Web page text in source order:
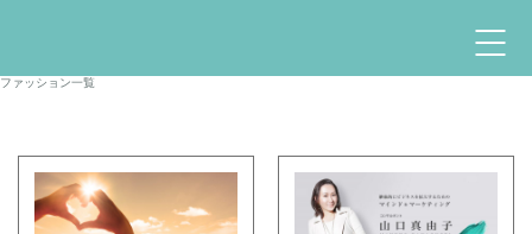
ファッション一覧